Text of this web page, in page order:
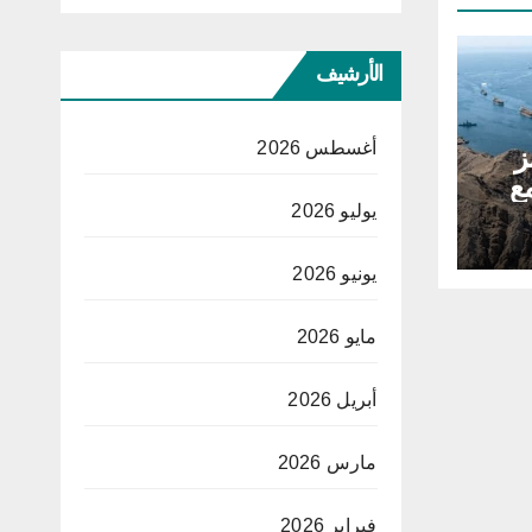
الأرشيف
أغسطس 2026
يوليو 2026
يونيو 2026
مايو 2026
أبريل 2026
مارس 2026
فبراير 2026